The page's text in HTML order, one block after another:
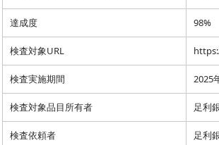
達成度 98%
検査対象URL
検査実施期間 2025
検査対象品目所有者 足利
検査依頼者 足利